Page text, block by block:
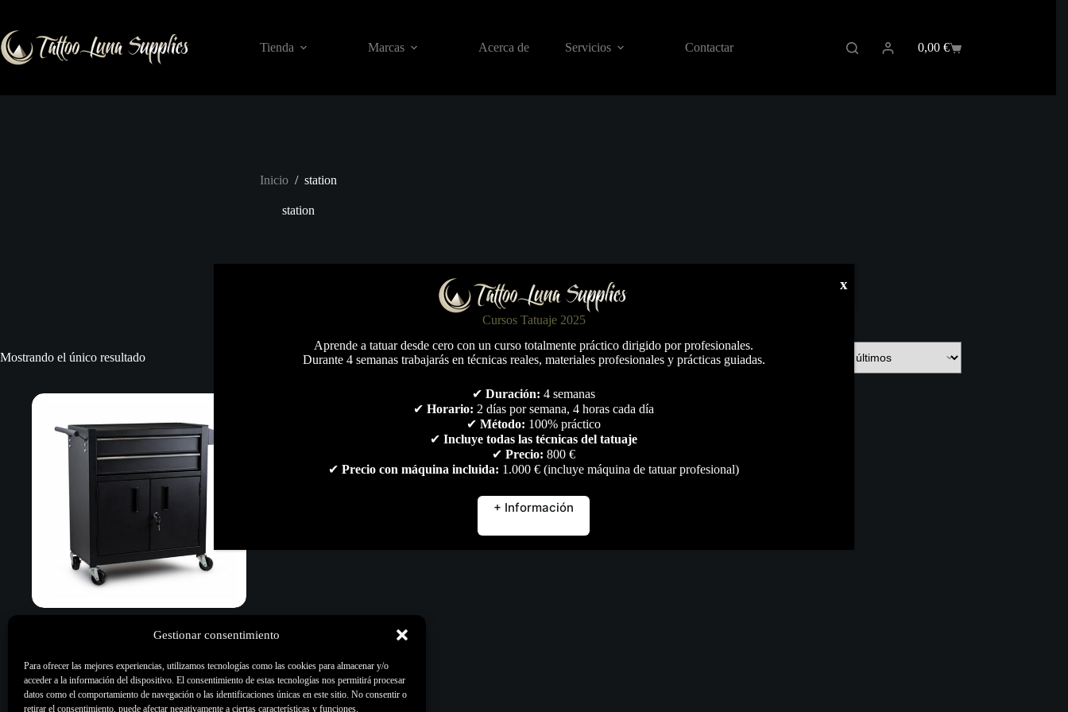
Gestionar consentimiento
Para ofrecer las mejores experiencias, utilizamos tecnologías como las cookies para almacenar y/o
acceder a la información del dispositivo. El consentimiento de estas tecnologías nos permitirá procesar
datos como el comportamiento de navegación o las identificaciones únicas en este sitio. No consentir o
retirar el consentimiento, puede afectar negativamente a ciertas características y funciones.
contenido
Tienda
Marcas Acerca de Servicios Contactar
Carro
0,00 €
Inicio / station
station
Mostrando el único resultado
Mobiliario,Todo
Cursos Tatuaje 2025
Aprende a tatuar desde cero con un curso totalmente práctico dirigido por profesionales.
Durante 4 semanas trabajarás en técnicas reales, materiales profesionales y prácticas guiadas.
✔Duración: 4 semanas
✔Horario: 2 días por semana, 4 horas cada día
✔Método: 100% práctico
✔Incluye todas las técnicas del tatuaje
✔Precio: 800 €
✔Precio con máquina incluida: 1.000 € (incluye máquina de tatuar profesional)
+ Información
x